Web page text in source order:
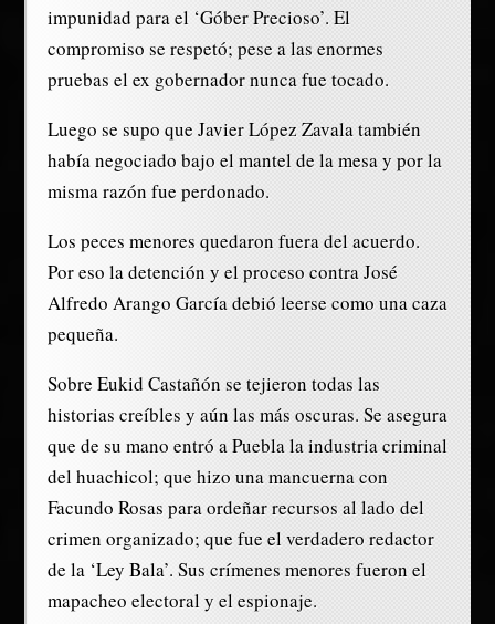
impunidad para el ‘Góber Precioso’. El
compromiso se respetó; pese a las enormes
pruebas el ex gobernador nunca fue tocado.
Luego se supo que Javier López Zavala también
había negociado bajo el mantel de la mesa y por la
misma razón fue perdonado.
Los peces menores quedaron fuera del acuerdo.
Por eso la detención y el proceso contra José
Alfredo Arango García debió leerse como una caza
pequeña.
Sobre Eukid Castañón se tejieron todas las
historias creíbles y aún las más oscuras. Se asegura
que de su mano entró a Puebla la industria criminal
del huachicol; que hizo una mancuerna con
Facundo Rosas para ordeñar recursos al lado del
crimen organizado; que fue el verdadero redactor
de la ‘Ley Bala’. Sus crímenes menores fueron el
mapacheo electoral y el espionaje.